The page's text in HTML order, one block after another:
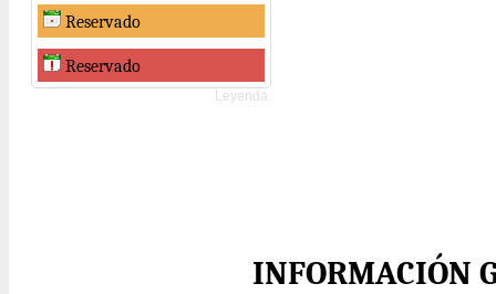
Reservado
Reservado
Leyenda.
INFORMACIÓN